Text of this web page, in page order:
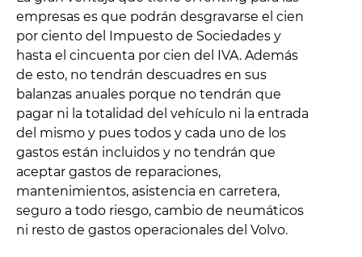
empresas es que podrán desgravarse el cien
por ciento del Impuesto de Sociedades y
hasta el cincuenta por cien del IVA. Además
de esto, no tendrán descuadres en sus
balanzas anuales porque no tendrán que
pagar ni la totalidad del vehículo ni la entrada
del mismo y pues todos y cada uno de los
gastos están incluidos y no tendrán que
aceptar gastos de reparaciones,
mantenimientos, asistencia en carretera,
seguro a todo riesgo, cambio de neumáticos
ni resto de gastos operacionales del Volvo.